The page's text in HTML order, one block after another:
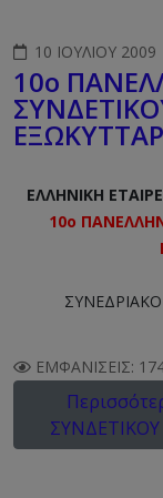
10 ΙΟΥΛΊΟΥ 2009
10ο
ΕΛΛΗΝΙΚΗ
10ο
ΕΜΦΑΝΊΣΕΙΣ: